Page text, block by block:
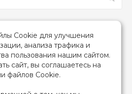
Cookie для улучшения
анализа трафика и
пользования нашим сайтом.
сайт, вы соглашаетесь на
файлов Cookie.